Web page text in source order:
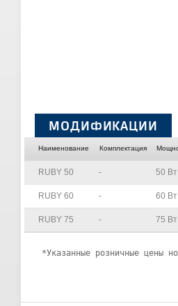
МОДИФИКАЦИИ
Наименование Комплектация
RUBY 50 - 50 Вт
RUBY 60 - 60 Вт
RUBY 75 - 75 Вт
*Указанные розничные цены